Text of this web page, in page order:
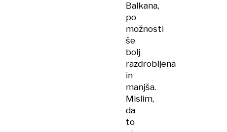
Balkana,
po
možnosti
še
bolj
razdrobljena
in
manjša.
Mislim,
da
to